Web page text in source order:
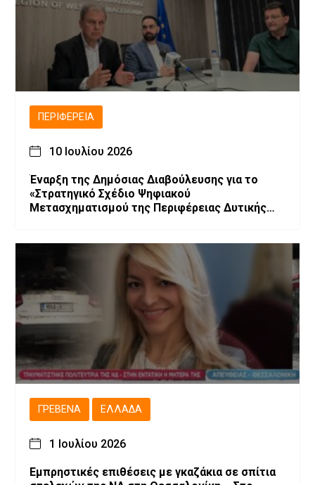
ΠΕΡΙΦΈΡΕΙΑ
10 Ιουλίου 2026
Έναρξη της Δημόσιας Διαβούλευσης για το
«Στρατηγικό Σχέδιο Ψηφιακού
Μετασχηματισμού της Περιφέρειας Δυτικής
ΓΡΕΒΕΝΆ ΕΛΛΆΔΑ
1 Ιουλίου 2026
Εμπρηστικές επιθέσεις με γκαζάκια σε σπίτια